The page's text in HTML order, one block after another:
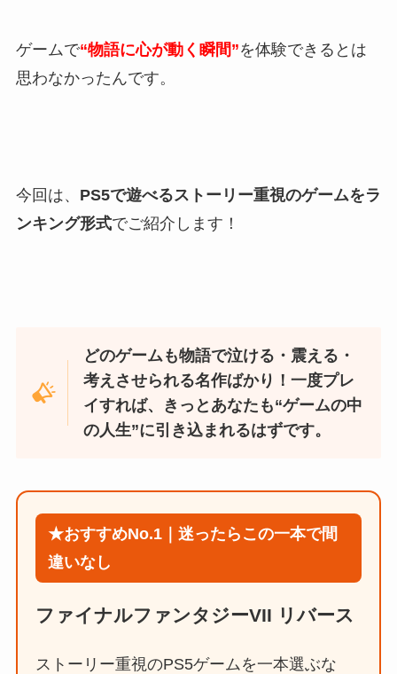
ゲームで“物語に心が動く瞬間”を体験できるとは
思わなかったんです。
今回は、 PS5で遊べるストーリー重視のゲームをラ
ンキング形式でご紹介します！
どのゲームも物語で泣ける・震える・
考えさせられる名作ばかり！一度プレ
イすれば、きっとあなたも“ゲームの中
の人生”に引き込まれるはずです。
★おすすめNo.1｜迷ったらこの一本で間
違いなし
ファイナルファンタジーVII リバース
ストーリー重視のPS5ゲームを一本選ぶな